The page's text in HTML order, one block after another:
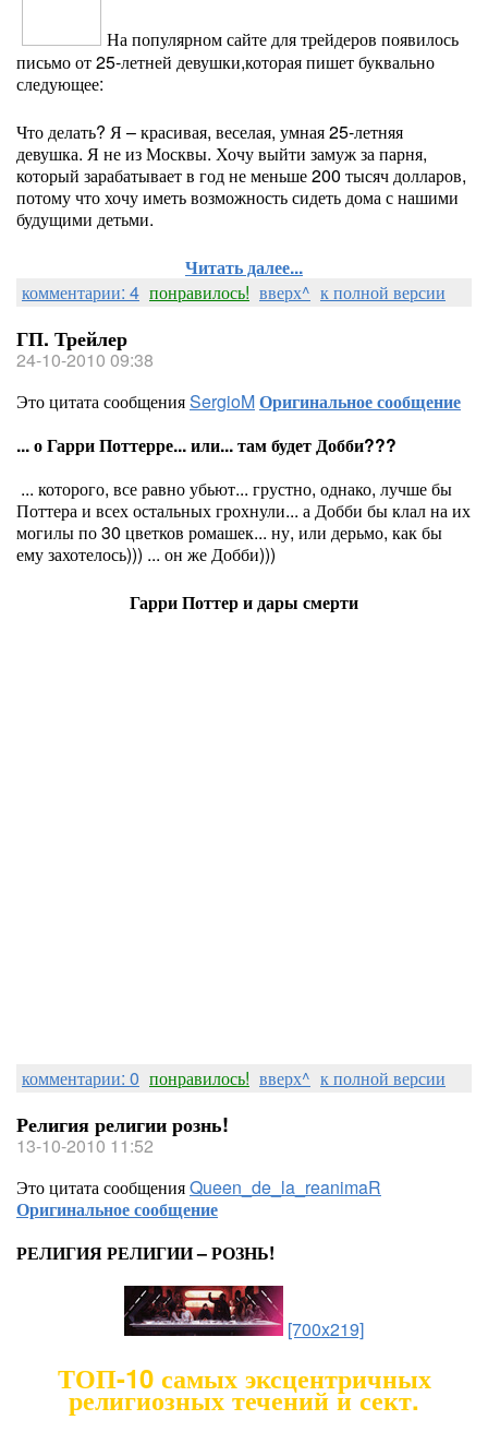
На популярном сайте для трейдеров появилось
письмо от 25-летней девушки,которая пишет буквально
следующее:
Что делать? Я – красивая, веселая, умная 25-летняя
девушка. Я не из Москвы. Хочу выйти замуж за парня,
который зарабатывает в год не меньше 200 тысяч долларов,
потому что хочу иметь возможность сидеть дома с нашими
будущими детьми.
Читать далее...
комментарии: 4 понравилось! вверх^ к полной версии
ГП. Трейлер
24-10-2010 09:38
Это цитата сообщенияSergioMОригинальное сообщение
... о Гарри Поттерре... или... там будет Добби???
... которого, все равно убьют... грустно, однако, лучше бы
Поттера и всех остальных грохнули... а Добби бы клал на их
могилы по 30 цветков ромашек... ну, или дерьмо, как бы
ему захотелось))) ... он же Добби)))
Гарри Поттер и дары смерти
комментарии: 0 понравилось! вверх^ к полной версии
Религия религии рознь!
13-10-2010 11:52
Это цитата сообщенияQueen_de_la_reanimaR
Оригинальное сообщение
РЕЛИГИЯ РЕЛИГИИ – РОЗНЬ!
[700x219]
ТОП-10 самых эксцентричных
религиозных течений и сект.